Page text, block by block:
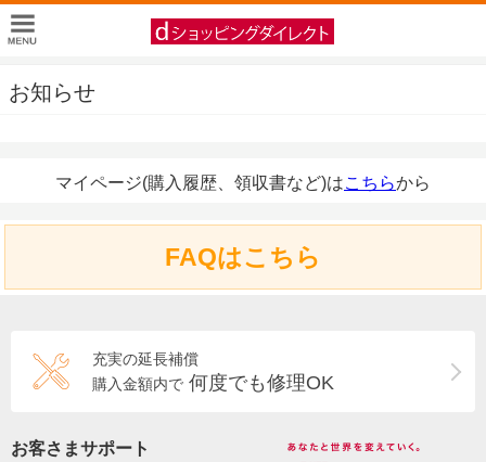
お知らせ
マイページ(購入履歴、領収書など)はこちらから
FAQはこちら
充実の延長補償
購入金額内で 何度でも修理OK
お客さまサポート